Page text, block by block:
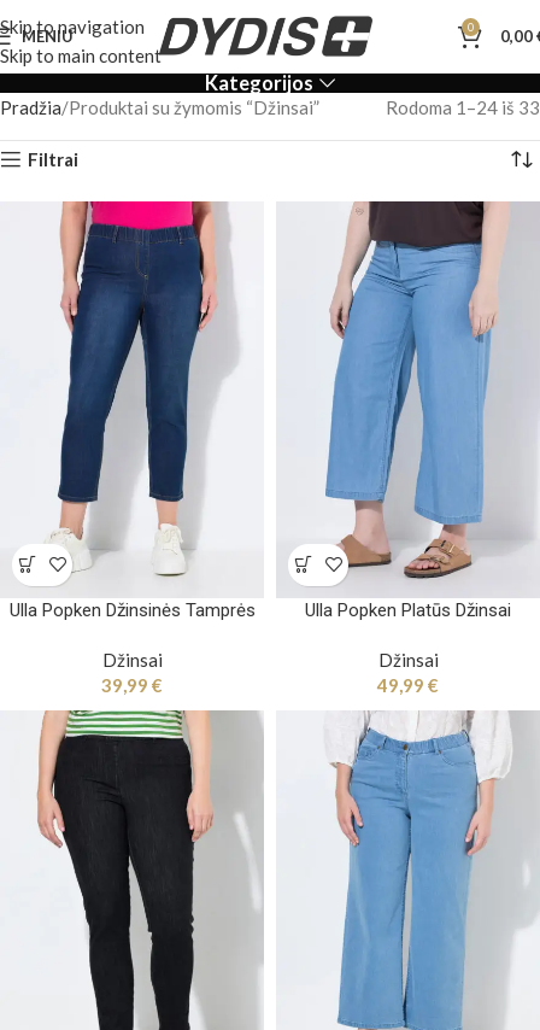
Skip to navigation
Skip to main content
MENIU 0 0,00
Kategorijos
Pradžia Produktai su žymomis “Džinsai” Rodoma 1–24 iš 33
Filtrai
Ulla Popken Džinsinės Tamprės
Džinsai
39,99 €
Ulla Popken Platūs Džinsai
Džinsai
49,99 €